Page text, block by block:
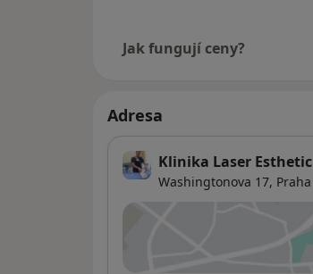
Jak fungují ceny?
Adresa
Klinika Laser Esthetic
Washingtonova 17, Praha